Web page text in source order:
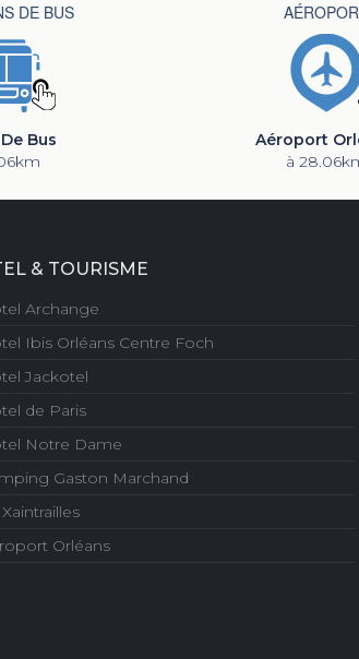
DE BUS
Bus
Aéroport
à
& TOURISME
Archange
Ibis Orléans Centre Foch
Jackotel
de Paris
Notre Dame
Gaston Marchand
Orléans